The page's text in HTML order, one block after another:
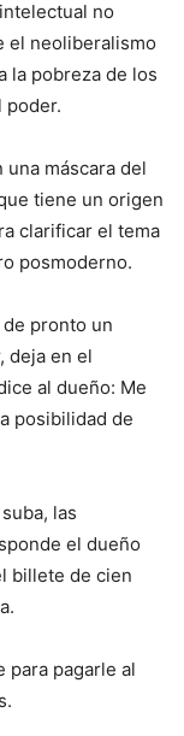
no
el neoliberalismo
la pobreza de los
poder.
máscara del
tiene un origen
clarificar el tema
posmoderno.
pronto un
deja en el
al dueño: Me
posibilidad de
las
el dueño
billete de cien
para pagarle al